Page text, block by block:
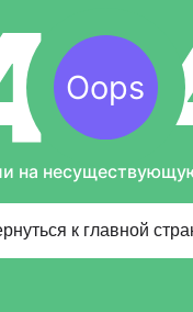
Oops
на
к главной